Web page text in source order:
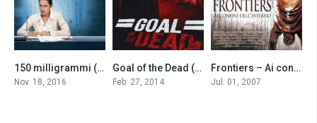
6.6150 milligrammi (2016)
Nov. 18, 2016
5.5Goal of the Dead (2014)
Feb. 27, 2014
6.3Frontiers – Ai confini dell’inferno (2007)
Jul. 01, 2007